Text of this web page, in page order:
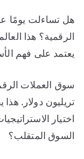
هل تساءلت يومًا
الرقمية؟ هذا
يعتمد على فهم
تريليون دولار.
اختيار
السوق المتقلب؟